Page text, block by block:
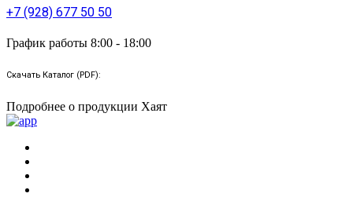
+7 (928) 677 50 50
График работы 8:00 - 18:00
Скачать Каталог (PDF):
Подробнее о продукции Хаят